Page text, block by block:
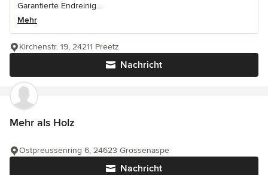
Garantierte Endreinig...
Mehr
Nachricht
Kirchenstr. 19, 24211 Preetz
Mehr als Holz
Nachricht
Ostpreussenring 6, 24623 Grossenaspe